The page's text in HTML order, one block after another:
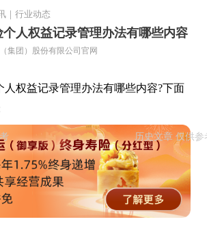
行业动态
人权益记录管理办法有哪些内容
集团）股份有限公司官网
人权益记录管理办法有哪些内容?下面